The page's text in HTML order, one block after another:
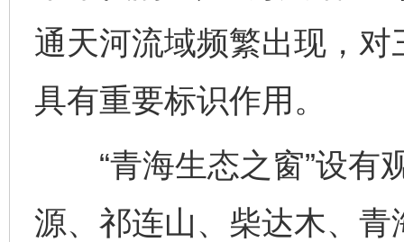
通天河流域频繁出现，
具有重要标识作用。
“青海生态之窗”设有
源、祁连山、柴达木、